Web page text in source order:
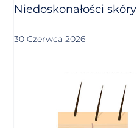
Niedoskonałości skóry
30 Czerwca 2026